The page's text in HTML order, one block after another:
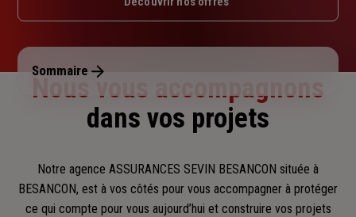
Dimanche : Fermé
Sommaire
Nous vous accompagnons
dans vos projets
Notre agence ASSURANCES SEVIN BESANCON située à
BESANCON, est à vos côtés pour vous accompagner à protéger
ce qui compte pour vous aujourd’hui et construire vos projets